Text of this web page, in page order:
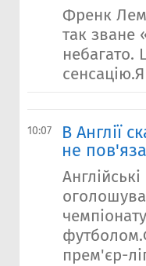
Френк
так зване
небагато.
10:07
В Англії
не
прем'єр-